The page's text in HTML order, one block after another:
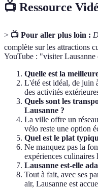
📺 Ressource
> 📺 Pour aller plus loin :
complète sur les attractions
YouTube : "visiter Lausanne
Quelle est la
L'été est idéal, de juin
des activités
Quels sont les
Lausanne ?
La ville offre un
vélo reste une option
Quel est le plat
Ne manquez pas la
expériences culinaires
Lausanne est-elle
Tout à fait, avec ses
air, Lausanne est